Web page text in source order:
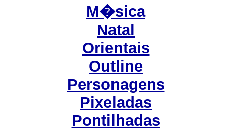
M�sica
Natal
Orientais
Outline
Personagens
Pixeladas
Pontilhadas